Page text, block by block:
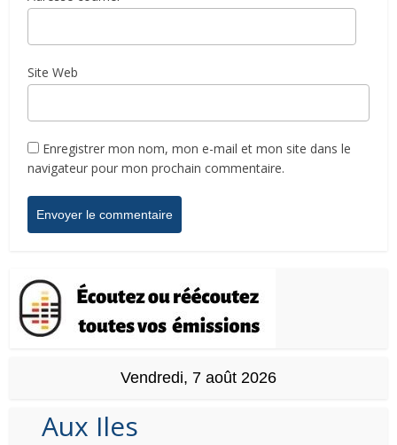
Site Web
Enregistrer mon nom, mon e-mail et mon site dans le
navigateur pour mon prochain commentaire.
Vendredi, 7 août 2026
Aux Iles